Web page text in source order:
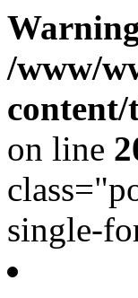
/www/
content/
on line
single-